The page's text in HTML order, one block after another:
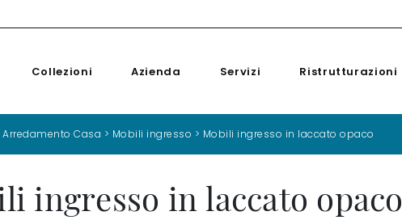
Collezioni Azienda Servizi Ristrutturazioni
Arredamento Casa > Mobili ingresso > Mobili ingresso in laccato opaco
ingresso in laccato opaco